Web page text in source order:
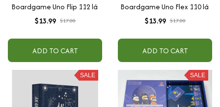
Boardgame Uno Flip 112 lá
$13.99 $17.00
ADD TO CART
Boardgame Uno Flex 110 lá
$13.99 $17.00
ADD TO CART
SALE SALE